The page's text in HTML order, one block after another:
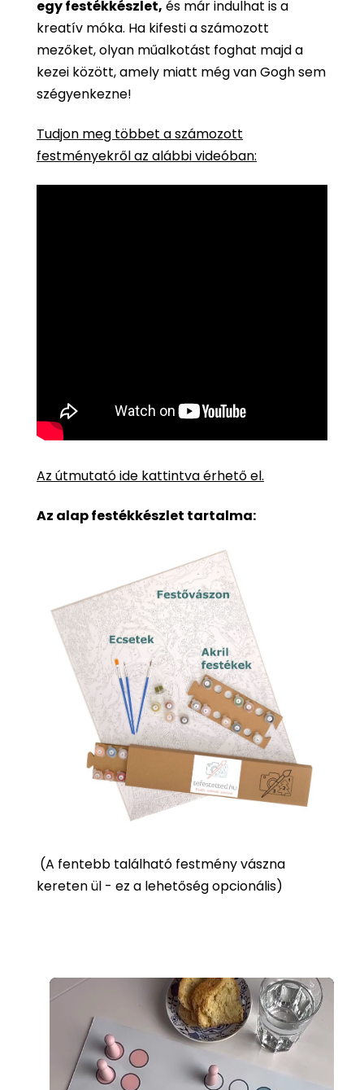
egy festékkészlet, és már indulhat is a
kreatív móka. Ha kifesti a számozott
mezőket, olyan műalkotást foghat majd a
kezei között, amely miatt még van Gogh sem
szégyenkezne!
Tudjon meg többet a számozott
festményekről az alábbi videóban:
Az útmutató ide kattintva érhető el.
Az alap festékkészlet tartalma:
(A fentebb található festmény vászna
kereten ül - ez a lehetőség opcionális)